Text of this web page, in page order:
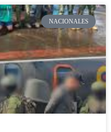
NACIONALES